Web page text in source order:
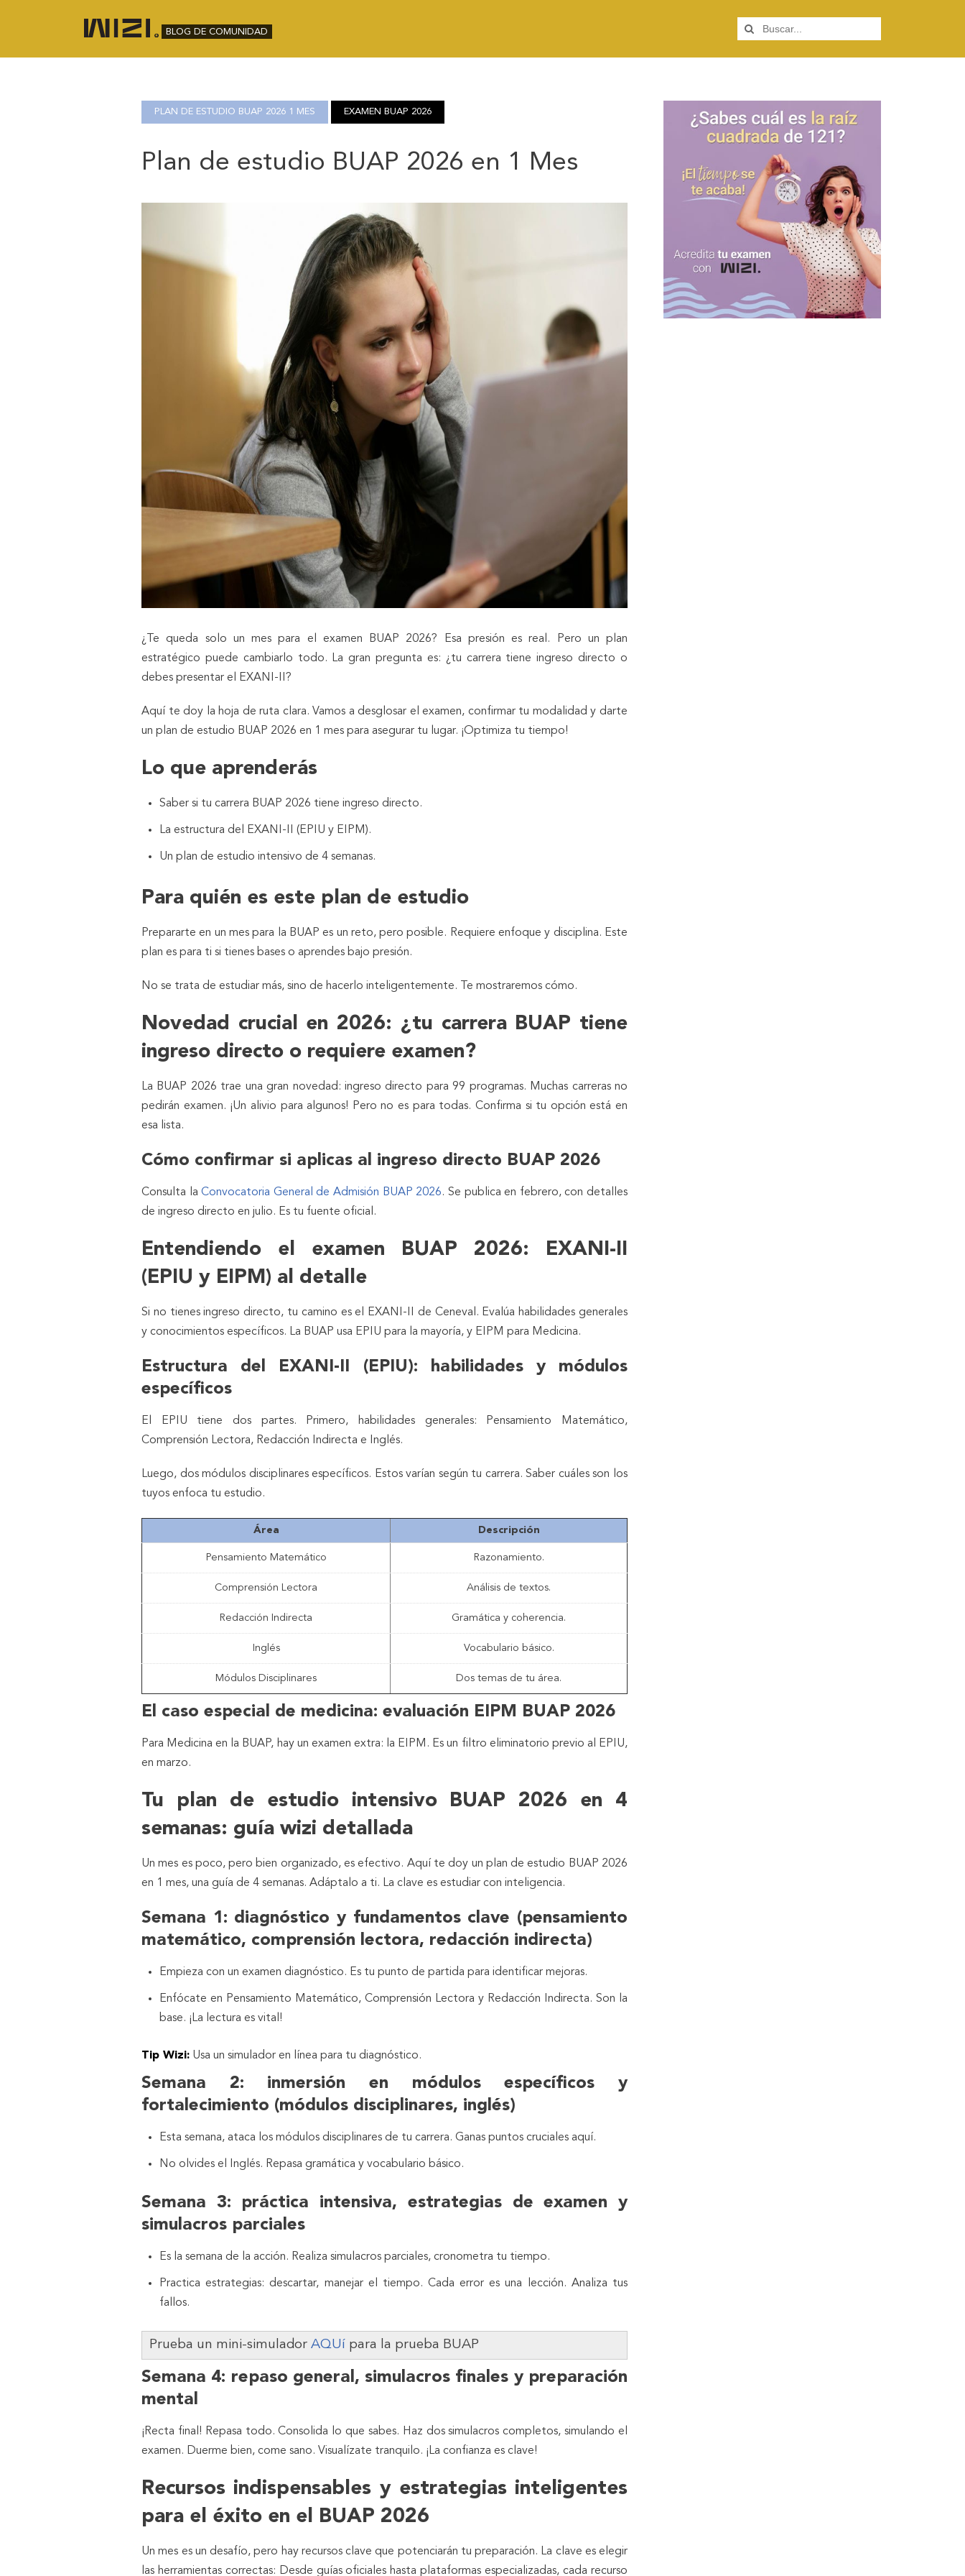
BLOG DE COMUNIDAD
PLAN DE ESTUDIO BUAP 2026 1 MES EXAMEN BUAP 2026
Plan de estudio BUAP 2026 en 1 Mes
¿Te queda solo un mes para el examen BUAP 2026? Esa presión es real. Pero un plan
estratégico puede cambiarlo todo. La gran pregunta es: ¿tu carrera tiene ingreso directo o
debes presentar el EXANI-II?
Aquí te doy la hoja de ruta clara. Vamos a desglosar el examen, confirmar tu modalidad y darte
un plan de estudio BUAP 2026 en 1 mes para asegurar tu lugar. ¡Optimiza tu tiempo!
Lo que aprenderás
Saber si tu carrera BUAP 2026 tiene ingreso directo.
La estructura del EXANI-II (EPIU y EIPM).
Un plan de estudio intensivo de 4 semanas.
Para quién es este plan de estudio
Prepararte en un mes para la BUAP es un reto, pero posible. Requiere enfoque y disciplina. Este
plan es para ti si tienes bases o aprendes bajo presión.
No se trata de estudiar más, sino de hacerlo inteligentemente. Te mostraremos cómo.
Novedad crucial en 2026: ¿tu carrera BUAP tiene
ingreso directo o requiere examen?
La BUAP 2026 trae una gran novedad: ingreso directo para 99 programas. Muchas carreras no
pedirán examen. ¡Un alivio para algunos! Pero no es para todas. Confirma si tu opción está en
esa lista.
Cómo confirmar si aplicas al ingreso directo BUAP 2026
Consulta laConvocatoria General de Admisión BUAP 2026. Se publica en febrero, con detalles
de ingreso directo en julio. Es tu fuente oficial.
Entendiendo el examen BUAP 2026: EXANI-II
(EPIU y EIPM) al detalle
Si no tienes ingreso directo, tu camino es el EXANI-II de Ceneval. Evalúa habilidades generales
y conocimientos específicos. La BUAP usa EPIU para la mayoría, y EIPM para Medicina.
Estructura del EXANI-II (EPIU): habilidades y módulos
específicos
El EPIU tiene dos partes. Primero, habilidades generales: Pensamiento Matemático,
Comprensión Lectora, Redacción Indirecta e Inglés.
Luego, dos módulos disciplinares específicos. Estos varían según tu carrera. Saber cuáles son los
tuyos enfoca tu estudio.
Área Descripción
Pensamiento Matemático Razonamiento.
Comprensión Lectora Análisis de textos.
Redacción Indirecta Gramática y coherencia.
Inglés Vocabulario básico.
Módulos Disciplinares Dos temas de tu área.
El caso especial de medicina: evaluación EIPM BUAP 2026
Para Medicina en la BUAP, hay un examen extra: la EIPM. Es un filtro eliminatorio previo al EPIU,
en marzo.
Tu plan de estudio intensivo BUAP 2026 en 4
semanas: guía wizi detallada
Un mes es poco, pero bien organizado, es efectivo. Aquí te doy un plan de estudio BUAP 2026
en 1 mes, una guía de 4 semanas. Adáptalo a ti. La clave es estudiar con inteligencia.
Semana 1: diagnóstico y fundamentos clave (pensamiento
matemático, comprensión lectora, redacción indirecta)
Empieza con un examen diagnóstico. Es tu punto de partida para identificar mejoras.
Enfócate en Pensamiento Matemático, Comprensión Lectora y Redacción Indirecta. Son la
base. ¡La lectura es vital!
Tip Wizi: Usa un simulador en línea para tu diagnóstico.
Semana 2: inmersión en módulos específicos y
fortalecimiento (módulos disciplinares, inglés)
Esta semana, ataca los módulos disciplinares de tu carrera. Ganas puntos cruciales aquí.
No olvides el Inglés. Repasa gramática y vocabulario básico.
Semana 3: práctica intensiva, estrategias de examen y
simulacros parciales
Es la semana de la acción. Realiza simulacros parciales, cronometra tu tiempo.
Practica estrategias: descartar, manejar el tiempo. Cada error es una lección. Analiza tus
fallos.
Prueba un mini-simulador AQUí para la prueba BUAP
Semana 4: repaso general, simulacros finales y preparación
mental
¡Recta final! Repasa todo. Consolida lo que sabes. Haz dos simulacros completos, simulando el
examen. Duerme bien, come sano. Visualízate tranquilo. ¡La confianza es clave!
Recursos indispensables y estrategias inteligentes
para el éxito en el BUAP 2026
Un mes es un desafío, pero hay recursos clave que potenciarán tu preparación. La clave es elegir
las herramientas correctas: Desde guías oficiales hasta plataformas especializadas, cada recurso